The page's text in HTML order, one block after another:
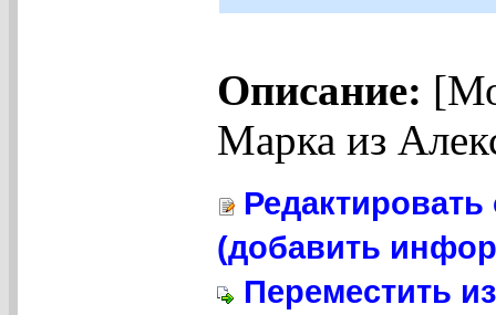
Описание:
Марка из
(добавить
Переместить